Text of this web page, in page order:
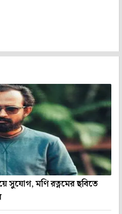
সুযোগ, মণি রত্নমের ছবিতে